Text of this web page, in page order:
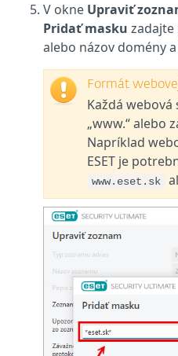
V okne Upraviť
Pridať masku
alebo názov domény
Formát
Každá
„www.“ alebo
Napríklad
ESET je
www.eset.sk